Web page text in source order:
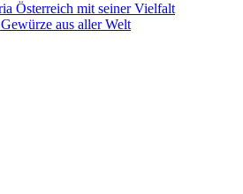
Österreich mit seiner Vielfalt
Gewürze aus aller Welt